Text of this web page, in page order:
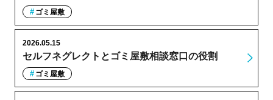
ゴミ屋敷
セルフネグレクトとゴミ屋敷相談窓口の役割
2026.05.15
ゴミ屋敷